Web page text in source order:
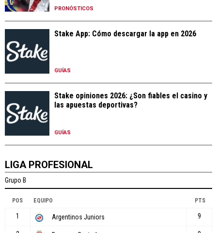
PRONÓSTICOS
Stake App: Cómo descargar la app en 2026
GUÍAS
Stake opiniones 2026: ¿Son fiables el casino y
las apuestas deportivas?
GUÍAS
LIGA PROFESIONAL